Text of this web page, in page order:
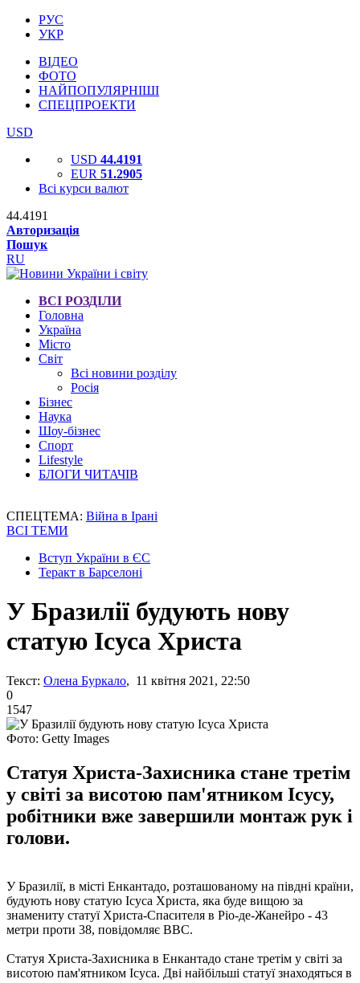
РУС
УКР
ВІДЕО
ФОТО
НАЙПОПУЛЯРНІШІ
СПЕЦПРОЕКТИ
USD
USD 44.4191
EUR 51.2905
Всі курси валют
44.4191
Авторизація
Пошук
RU
ВСІ РОЗДІЛИ
Головна
Україна
Місто
Світ
Всі новини розділу
Росія
Бізнес
Наука
Шоу-бізнес
Спорт
Lifestyle
БЛОГИ ЧИТАЧІВ
СПЕЦТЕМА: Війна в Ірані
ВСІ ТЕМИ
Вступ України в ЄС
Теракт в Барселоні
У Бразилії будують нову
статую Ісуса Христа
Текст: Олена Буркало, 11 квітня 2021, 22:50
0
1547
Фото: Getty Images
Статуя Христа-Захисника стане третім
у світі за висотою пам'ятником Ісусу,
робітники вже завершили монтаж рук і
голови.
У Бразилії, в місті Енкантадо, розташованому на півдні країни,
будують нову статую Ісуса Христа, яка буде вищою за
знамениту статуї Христа-Спасителя в Ріо-де-Жанейро - 43
метри проти 38, повідомляє ВВС.
Статуя Христа-Захисника в Енкантадо стане третім у світі за
висотою пам'ятником Ісуса. Дві найбільші статуї знаходяться в